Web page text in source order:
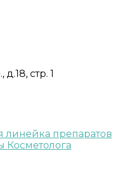
стр. 1